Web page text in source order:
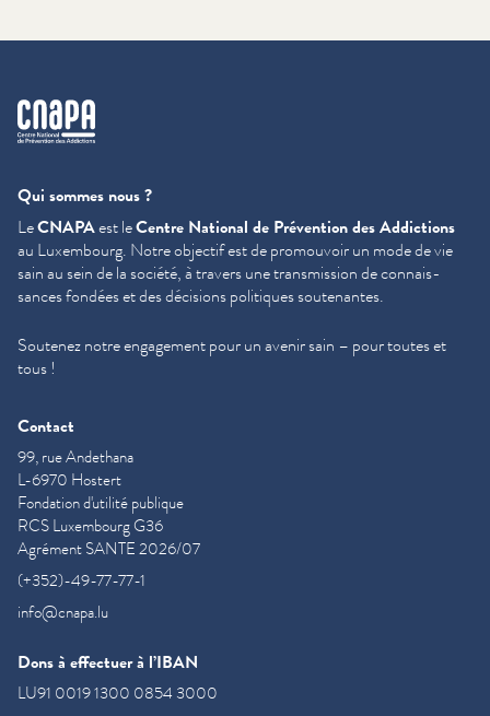
cnapa
Qui sommes nous ?
LeCNAPAest leCentre National de Prévention des Addictions
au Luxembourg. Notre objectif est de promouvoir un mode de vie
sain au sein de la société, à travers une trans­mis­sion de con­nais­
sances fondées et des décisions politiques soutenantes.
Soutenez notre engagement pour un avenir sain – pour toutes et
tous !
Contact
99, rue Andethana
L-6970 Hostert
Fondation d'utilité publique
RCS Luxembourg G36
Agrément SANTE 2026/07
(+352)-49-77-77-1
info@cnapa.lu
Dons à effectuer à l’IBAN
LU91 0019 1300 0854 3000